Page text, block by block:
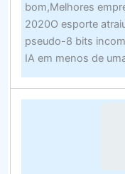
bom,Melhores
2020O esporte
pseudo-8 bits
IA em menos de